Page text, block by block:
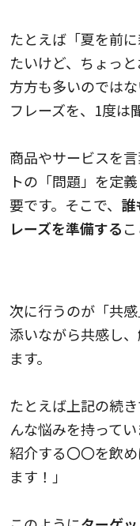
たとえば「夏を前
たいけど、ちょっ
方方も多いのでは
フレーズを、1度は
商品やサービスを
トの「問題」を定
要です。そこで、 誰
レーズを準備する
次に行うのが「共
添いながら共感し
ます。
たとえば上記の続
んな悩みを持って
紹介する〇〇を飲
ます！」